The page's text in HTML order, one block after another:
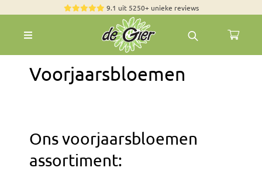
9.1 uit 5250+ unieke reviews
Toggle
Rozen
Zomerbloemen
Voorjaarsbloemen
Ons voorjaarsbloemen
assortiment: